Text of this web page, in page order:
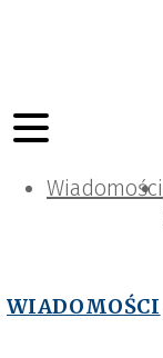
Wiadomości
WIADOMOŚCI